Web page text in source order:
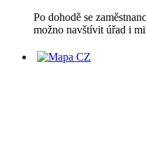
Po dohodě se
možno navštívit úřad i